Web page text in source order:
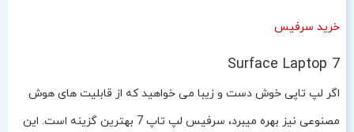
خرید سرفیس
Surface Laptop 7
اگر لپ تاپی خوش دست و زیبا می خواهید که از قابلیت های هوش
مصنوعی نیز بهره میبرد، سرفیس لپ تاپ 7 بهترین گزینه است. این